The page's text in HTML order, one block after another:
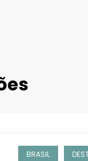
BRASIL